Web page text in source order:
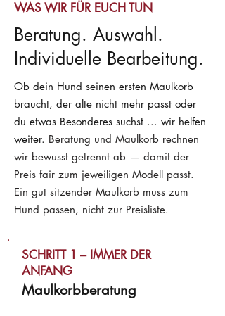
WAS WIR FÜR EUCH TUN
Beratung. Auswahl.
Individuelle Bearbeitung.
Ob dein Hund seinen ersten Maulkorb
braucht, der alte nicht mehr passt oder
du etwas Besonderes suchst ... wir helfen
weiter. Beratung und Maulkorb rechnen
wir bewusst getrennt ab — damit der
Preis fair zum jeweiligen Modell passt.
Ein gut sitzender Maulkorb muss zum
Hund passen, nicht zur Preisliste.
SCHRITT 1 – IMMER DER
ANFANG
Maulkorbberatung